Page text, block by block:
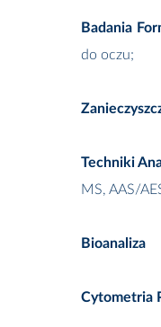
Badania
do oczu;
Techniki
MS, AAS/
Bioanaliza
Cytometria